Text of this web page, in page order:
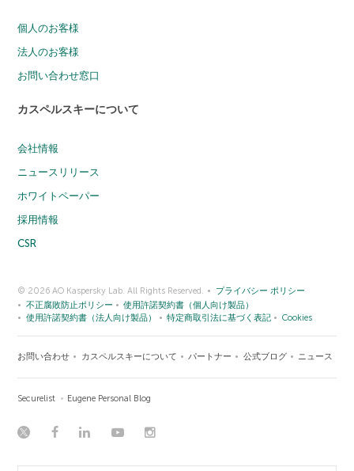
個人のお客様
法人のお客様
お問い合わせ窓口
カスペルスキーについて
会社情報
ニュースリリース
ホワイトペーパー
採用情報
CSR
© 2026 AO Kaspersky Lab. All Rights Reserved.
プライバシー ポリシー
不正腐敗防止ポリシー
使用許諾契約書（個人向け製品）
使用許諾契約書（法人向け製品）
特定商取引法に基づく表記 Cookies
お問い合わせ カスペルスキーについて パートナー 公式ブログ ニュース
Securelist Eugene Personal Blog